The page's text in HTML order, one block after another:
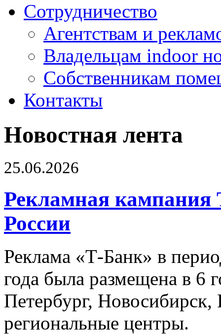
Сотрудничество
Агентствам и
Владельцам indoor
Собственникам
Контакты
Новостная лента
25.06.2026
Рекламная кампания
России
Реклама «Т-Банк» в
года была размещена в 6
Петербург,
региональные центры.